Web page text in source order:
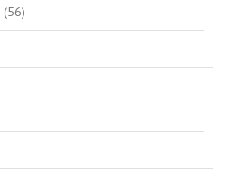
(56)